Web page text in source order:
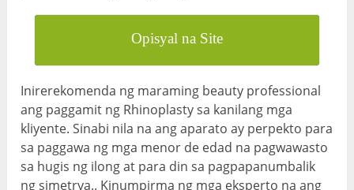
Opisyal na Site
Inirerekomenda ng maraming beauty professional
ang paggamit ng Rhinoplasty sa kanilang mga
kliyente. Sinabi nila na ang aparato ay perpekto para
sa paggawa ng mga menor de edad na pagwawasto
sa hugis ng ilong at para din sa pagpapanumbalik
ng simetrya.. Kinumpirma ng mga eksperto na ang